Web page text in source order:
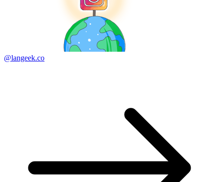
@langeek.co